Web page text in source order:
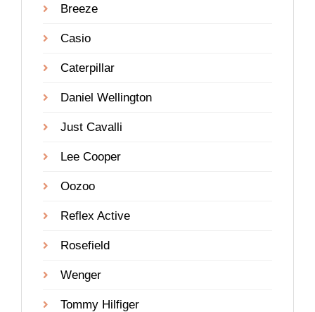
Breeze
Casio
Caterpillar
Daniel Wellington
Just Cavalli
Lee Cooper
Oozoo
Reflex Active
Rosefield
Wenger
Tommy Hilfiger